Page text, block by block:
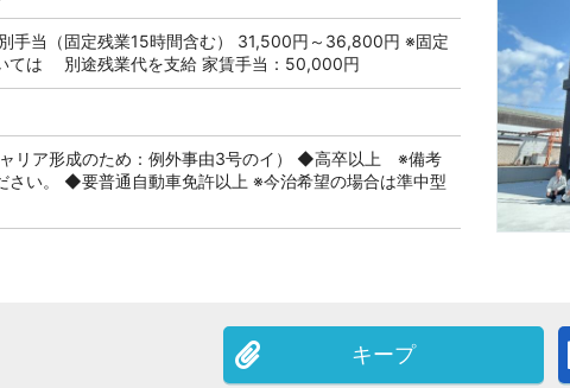
手当（固定残業15時間含む） 31,500円～36,800円 ※固定
ては 別途残業代を支給 家賃手当：50,000円
リア形成のため：例外事由3号のイ） ◆高卒以上 ※備考
さい。 ◆要普通自動車免許以上 ※今治希望の場合は準中型
キープ